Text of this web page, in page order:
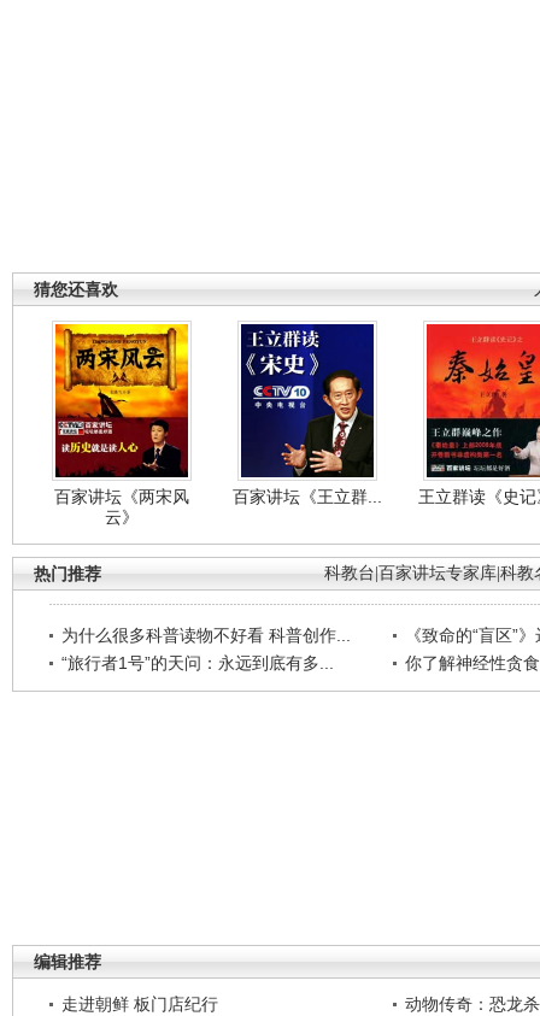
猜您还喜欢
百家讲坛《两宋风
云》
百家讲坛《王立群... 王立群读《史
科教台 百家讲坛专家库 科教
热门推荐
为什么很多科普读物不好看 科普创作...
《致命的“盲区”
“旅行者1号”的天问：永远到底有多...
你了解神经性贪
编辑推荐
走进朝鲜 板门店纪行
动物传奇：恐龙